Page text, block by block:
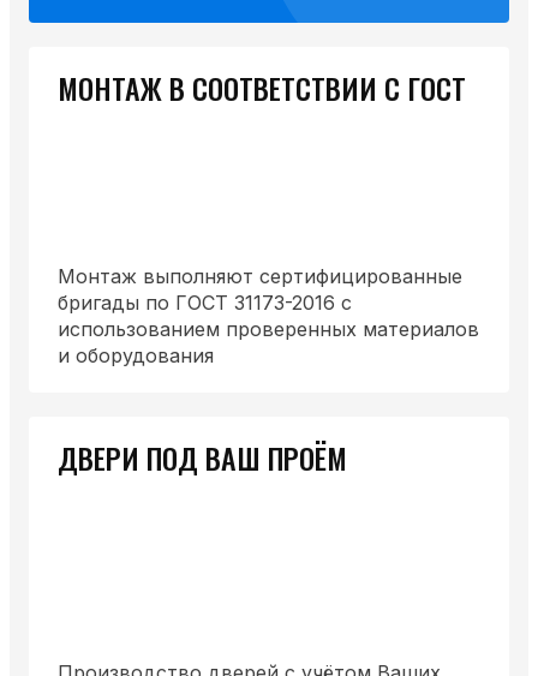
МОНТАЖ В СООТВЕТСТВИИ С ГОСТ
Монтаж выполняют сертифицированные
бригады по ГОСТ 31173-2016 с
использованием проверенных материалов
и оборудования
ДВЕРИ ПОД ВАШ ПРОЁМ